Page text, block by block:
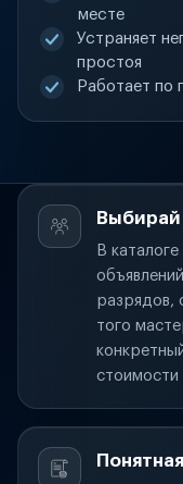
месте
Устраняет
простоя
Работает по
В
разрядов,
того
стоимости